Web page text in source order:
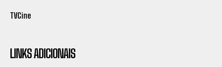
TVCine
LINKS ADICIONAIS